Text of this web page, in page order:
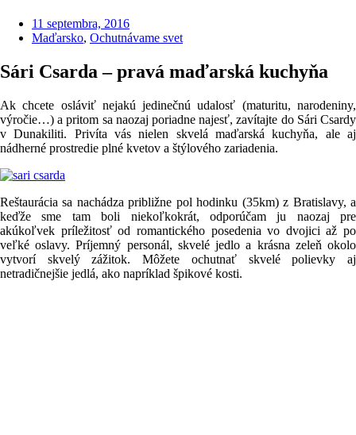
11 septembra, 2016
Maďarsko, Ochutnávame svet
Sári Csarda – pravá maďarská kuchyňa
Ak chcete osláviť nejakú jedinečnú udalosť (maturitu, narodeniny,
výročie…) a pritom sa naozaj poriadne najesť, zavítajte do Sári Csardy
v Dunakiliti. Privíta vás nielen skvelá maďarská kuchyňa, ale aj
nádherné prostredie plné kvetov a štýlového zariadenia.
Reštaurácia sa nachádza približne pol hodinku (35km) z Bratislavy, a
keďže sme tam boli niekoľkokrát, odporúčam ju naozaj pre
akúkoľvek príležitosť od romantického posedenia vo dvojici až po
veľké oslavy. Príjemný personál, skvelé jedlo a krásna zeleň okolo
vytvorí skvelý zážitok. Môžete ochutnať skvelé polievky aj
netradičnejšie jedlá, ako napríklad špikové kosti.